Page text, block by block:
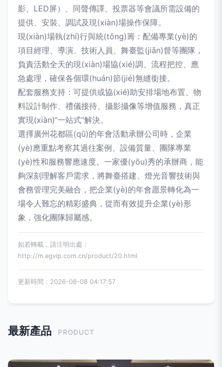
影、LED屏）、同聲傳譯、投票器等會議所需設備的
提供、安裝、調試及現(xiàn)場操作保障。
現(xiàn)場執(zhí)行與統(tǒng)籌：配備專業(yè)的
項目經理、導演、技術人員、舞臺監(jiān)督等團隊，
負責活動全天的現(xiàn)場協(xié)調、流程把控、應
急處理，確保各個環(huán)節(jié)無縫銜接。
配套服務支持：可提供或協(xié)助安排場地布置、物
料設計制作、禮儀接待、攝影攝像等增值服務，真正
實現(xiàn)“一站式”解決。
選擇廣州花都區(qū)的年會活動承辦公司時，企業
(yè)應重點考察其過往案例、設備質量、團隊專業
(yè)性和服務響應速度。一家優(yōu)秀的承辦商，能
夠深刻理解客戶需求，將舞臺搭建、燈光音響技術與
會務管理完美融合，把企業(yè)的年會愿景轉化為一
場令人難忘的精彩盛典，從而有效提升企業(yè)形
象，強化團隊歸屬感。
如若轉載，請注明出處：
http://m.egvip.com.cn/product/20.html
更新時間：2026-08-08 04:17:57
最新產品 PRODUCT